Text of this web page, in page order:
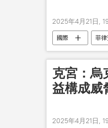
2025年4月21日,
國際 菲
克宮：烏
益構成威
2025年4月21日,